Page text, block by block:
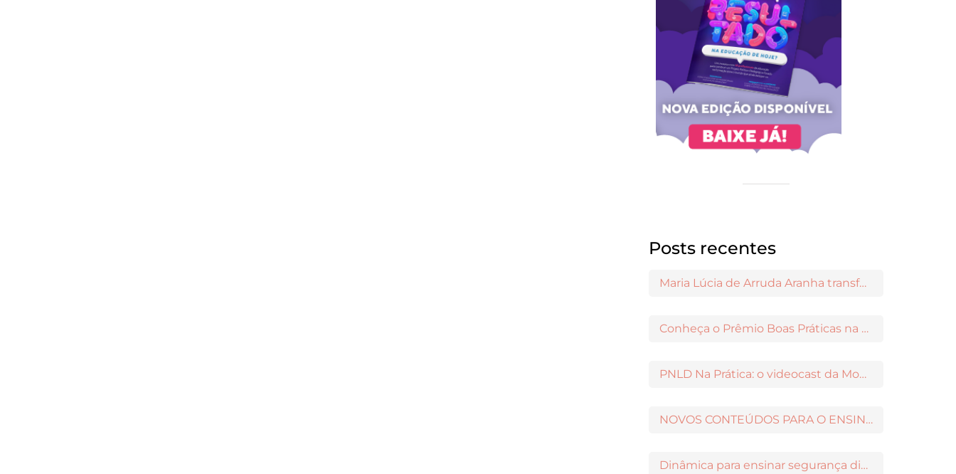
Posts recentes
Maria Lúcia de Arruda Aranha transformou o ensino de Filosofia no Brasil
Conheça o Prêmio Boas Práticas na Escola
PNLD Na Prática: o videocast da Moderna para apoiar a escolha das obras aprovadas
NOVOS CONTEÚDOS PARA O ENSINO MÉDIO DISPONÍVEIS NO MODERNAMIGOS
Dinâmica para ensinar segurança digital nos Anos Iniciais